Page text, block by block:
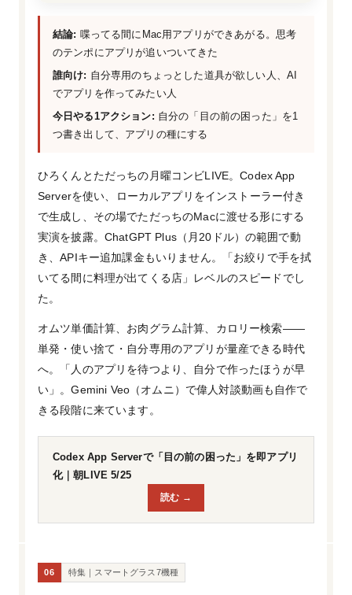
結論: 喋ってる間にMac用アプリができあがる。思考
のテンポにアプリが追いついてきた
誰向け: 自分専用のちょっとした道具が欲しい人、AI
でアプリを作ってみたい人
今日やる1アクション: 自分の「目の前の困った」を1
つ書き出して、アプリの種にする
ひろくんとただっちの月曜コンビLIVE。Codex App
Serverを使い、ローカルアプリをインストーラー付き
で生成し、その場でただっちのMacに渡せる形にする
実演を披露。ChatGPT Plus（月20ドル）の範囲で動
き、APIキー追加課金もいりません。「お絞りで手を拭
いてる間に料理が出てくる店」レベルのスピードでし
た。
オムツ単価計算、お肉グラム計算、カロリー検索——
単発・使い捨て・自分専用のアプリが量産できる時代
へ。「人のアプリを待つより、自分で作ったほうが早
い」。Gemini Veo（オムニ）で偉人対談動画も自作で
きる段階に来ています。
Codex App Serverで「目の前の困った」を即アプリ
化｜朝LIVE 5/25
読む →
06 特集｜スマートグラス7機種